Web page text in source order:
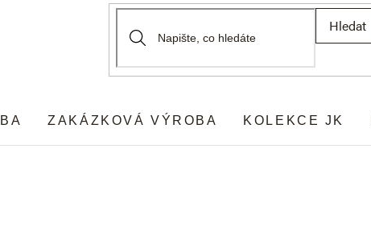
Hledat
ZAKÁZKOVÁ VÝROBA KOLEKCE JK